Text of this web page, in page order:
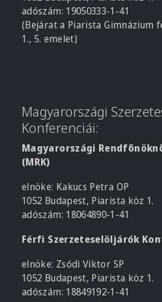
adószám: 19050333-1-41
(Bejárat a Piarista Gimnázium
1., 5. emelet)
Magyarországi
Konferenciái:
Magyarországi
(MRK)
elnöke: Kakucs Petra OP
1052 Budapest, Piarista köz 1.
adószám: 18064890-1-41
Férfi Szerzeteselöljárók
elnöke: Zsódi Viktor SP
1052 Budapest, Piarista köz 1.
adószám: 18849192-1-41